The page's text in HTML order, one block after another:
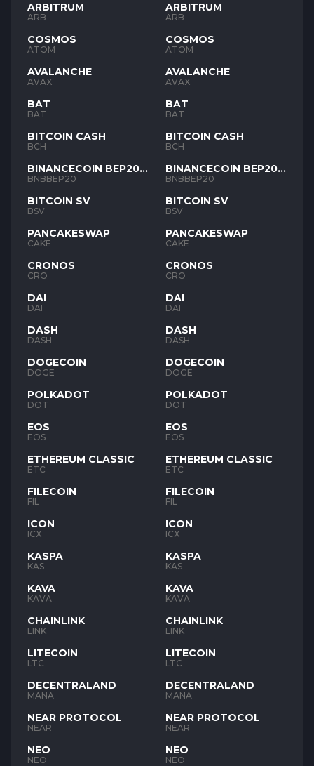
ARBITRUM
ARB
COSMOS
ATOM
AVALANCHE
AVAX
BAT
BAT
BITCOIN CASH
BCH
BINANCECOIN BEP20
BNB
BNBBEP20
BITCOIN SV
BSV
PANCAKESWAP
CAKE
CRONOS
CRO
DAI
DAI
DASH
DASH
DOGECOIN
DOGE
POLKADOT
DOT
EOS
EOS
ETHEREUM CLASSIC
ETC
FILECOIN
FIL
ICON
ICX
KASPA
KAS
KAVA
KAVA
CHAINLINK
LINK
LITECOIN
LTC
DECENTRALAND
MANA
NEAR PROTOCOL
NEAR
NEO
NEO
ARBITRUM
ARB
COSMOS
ATOM
AVALANCHE
AVAX
BAT
BAT
BITCOIN CASH
BCH
BINANCECOIN BEP20
BNB
BNBBEP20
BITCOIN SV
BSV
PANCAKESWAP
CAKE
CRONOS
CRO
DAI
DAI
DASH
DASH
DOGECOIN
DOGE
POLKADOT
DOT
EOS
EOS
ETHEREUM CLASSIC
ETC
FILECOIN
FIL
ICON
ICX
KASPA
KAS
KAVA
KAVA
CHAINLINK
LINK
LITECOIN
LTC
DECENTRALAND
MANA
NEAR PROTOCOL
NEAR
NEO
NEO